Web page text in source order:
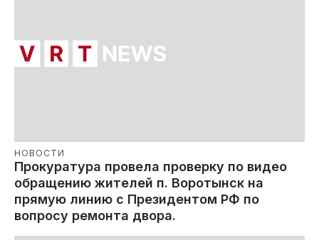
НОВОСТИ
Прокуратура провела проверку по видео
обращению жителей п. Воротынск на
прямую линию с Президентом РФ по
вопросу ремонта двора.